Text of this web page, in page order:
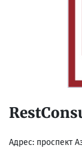
Адрес: проспект